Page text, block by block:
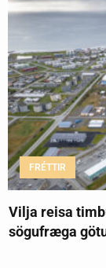
FRÉTTIR
Vilja reisa
sögufræga